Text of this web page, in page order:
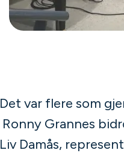
Det var flere som
Ronny Grannes
Liv Damås,